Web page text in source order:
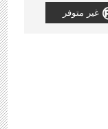
غير متوفر